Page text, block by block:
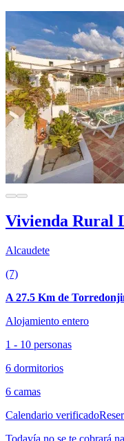
Vivienda Rural
Alcaudete
(7)
A 27.5 Km de
Alojamiento entero
1 - 10 personas
6 dormitorios
6 camas
Calendario verificado